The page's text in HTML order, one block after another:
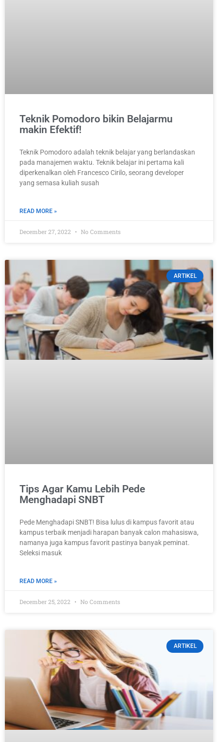
Teknik Pomodoro bikin Belajarmu
makin Efektif!
Teknik Pomodoro adalah teknik belajar yang berlandaskan
pada manajemen waktu. Teknik belajar ini pertama kali
diperkenalkan oleh Francesco Cirilo, seorang developer
yang semasa kuliah susah
READ MORE »
December 27, 2022 No Comments
ARTIKEL
Tips Agar Kamu Lebih Pede
Menghadapi SNBT
Pede Menghadapi SNBT! Bisa lulus di kampus favorit atau
kampus terbaik menjadi harapan banyak calon mahasiswa,
namanya juga kampus favorit pastinya banyak peminat.
Seleksi masuk
READ MORE »
December 25, 2022 No Comments
ARTIKEL